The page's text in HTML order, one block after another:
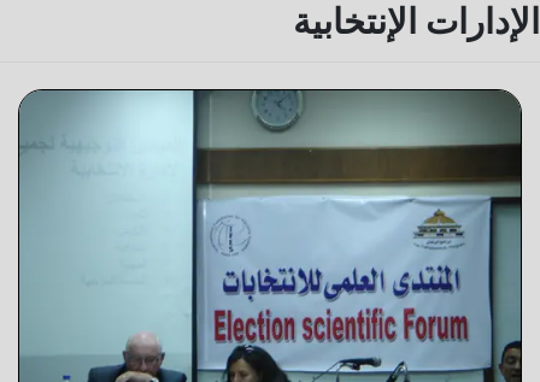
الإدارات الإنتخابية